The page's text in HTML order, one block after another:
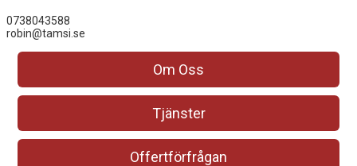
0738043588
robin@tamsi.se
Om Oss
Tjänster
Offertförfrågan